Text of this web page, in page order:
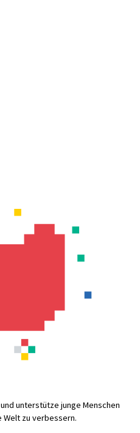
unterstütze junge Menschen
Welt zu verbessern.